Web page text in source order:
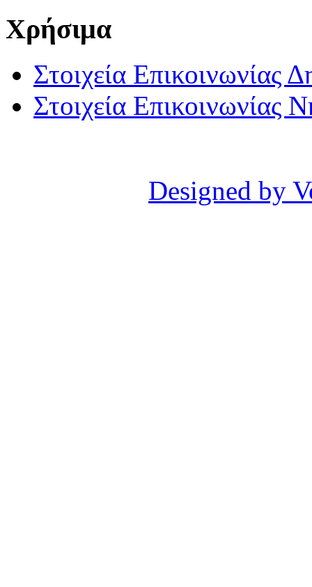
Χρήσιμα
Στοιχεία Επικοινωνίας
Στοιχεία Επικοινωνίας
Designed by